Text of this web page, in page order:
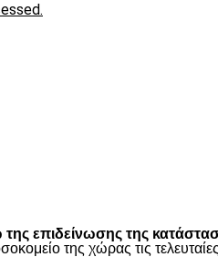
επιδείνωσης της
της χώρας τις